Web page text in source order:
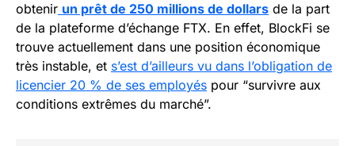
obtenir un prêt de 250 millions de dollars de la part
de la plateforme d’échange FTX. En effet, BlockFi se
trouve actuellement dans une position économique
très instable, et s’est d’ailleurs vu dans l’obligation de
licencier 20 % de ses employés pour “survivre aux
conditions extrêmes du marché”.